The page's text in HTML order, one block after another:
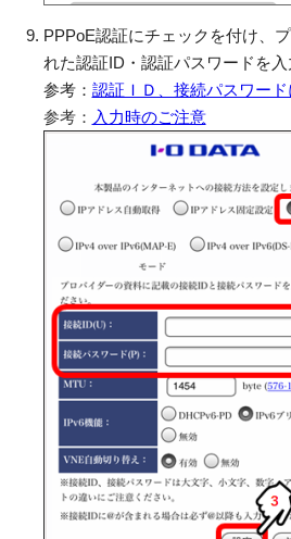
PPPoE認証にチェックを付け、
れた認証ID・認証パスワードを入
参考： 認証ＩＤ、接続パスワード
参考： 入力時のご注意